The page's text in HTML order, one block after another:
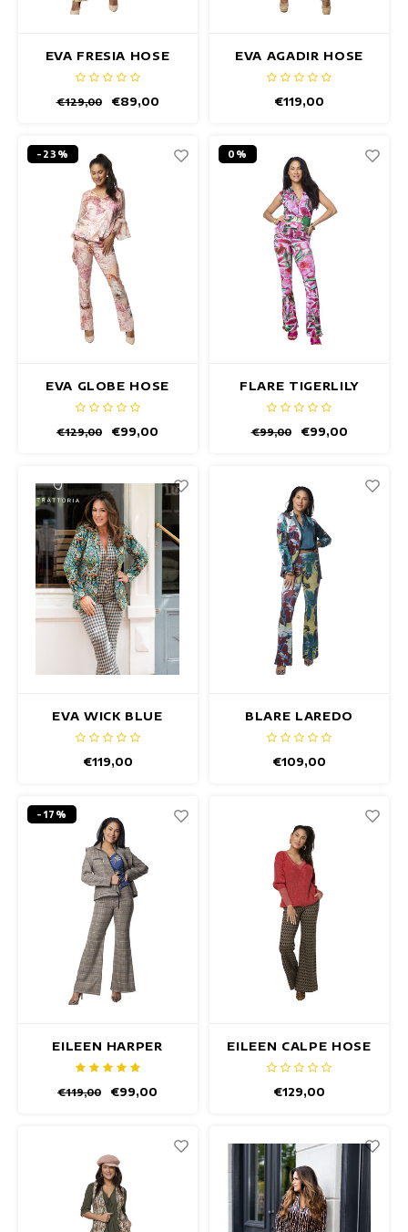
EVA FRESIA HOSE
€129,00 €89,00
EVA AGADIR HOSE
€119,00
-23%
EVA GLOBE HOSE
€129,00 €99,00
0%
FLARE TIGERLILY
HOSE
€99,00 €99,00
EVA WICK BLUE
HOSE
€119,00
BLARE LAREDO
HOSE
€109,00
-17%
EILEEN HARPER
HOSE
€119,00 €99,00
EILEEN CALPE HOSE
€129,00